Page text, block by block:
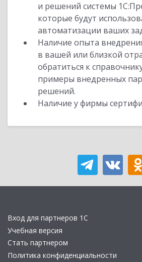
и решений системы
которые будут
автоматизации ваших
Наличие опыта
в вашей или близкой
обратиться к
примеры внедренных
решений.
Наличие у фирмы
Вход для партнеров 1С
Учебная версия
Стать партнером
Политика конфиденциальности